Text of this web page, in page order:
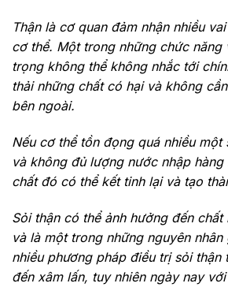
Thận là cơ quan đảm nhận nhiều
cơ thể. Một trong những chức năng
trọng không thể không nhắc tới
thải những chất có hại và không
bên ngoài.
Nếu cơ thể tồn đọng quá nhiều một
và không đủ lượng nước nhập
chất đó có thể kết tinh lại và tạo
Sỏi thận có thể ảnh hưởng đến
và là một trong những nguyên
nhiều phương pháp điều trị sỏi thận
đến xâm lấn, tuy nhiên ngày nay